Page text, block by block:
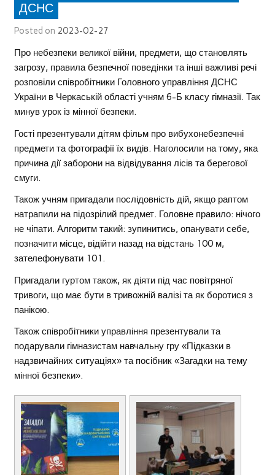
ДСНС
Posted on 2023-02-27
Про небезпеки великої війни, предмети, що становлять
загрозу, правила безпечної поведінки та інші важливі речі
розповіли співробітники Головного управління ДСНС
України в Черкаській області учням 6-Б класу гімназії. Так
минув урок із мінної безпеки.
Гості презентували дітям фільм про вибухонебезпечні
предмети та фотографії їх видів. Наголосили на тому, яка
причина дії заборони на відвідування лісів та берегової
смуги.
Також учням пригадали послідовність дій, якщо раптом
натрапили на підозрілий предмет. Головне правило: нічого
не чіпати. Алгоритм такий: зупинитись, опанувати себе,
позначити місце, відійти назад на відстань 100 м,
зателефонувати 101.
Пригадали гуртом також, як діяти під час повітряної
тривоги, що має бути в тривожній валізі та як боротися з
панікою.
Також співробітники управління презентували та
подарували гімназистам навчальну гру «Підказки в
надзвичайних ситуаціях» та посібник «Загадки на тему
мінної безпеки».